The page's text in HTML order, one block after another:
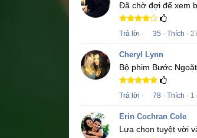
Đã chờ đợi để xem
Trả lời · 35 · Thích ·
Cheryl Lynn
Bộ phim Bước
Trả lời · 78 · Thích ·
Erin Cochran Cole
Lựa chọn tuyệt vời